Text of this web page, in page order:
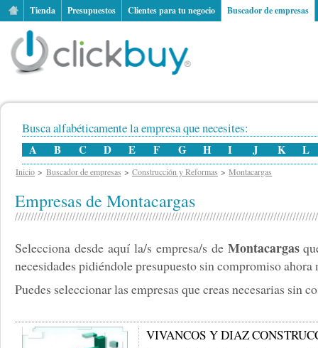
Tienda Presupuestos Clientes para tu negocio Buscador de empresas
Busca alfabéticamente la empresa que necesites:
A B C D E F G H I J K L
Inicio Buscador de empresas Construcción y Reformas Montacargas
Empresas de Montacargas
Selecciona desde aquí la/s empresa/s de Montacargas
necesidades pidiéndole presupuesto sin compromiso ahora
Puedes seleccionar las empresas que creas necesarias sin
VIVANCOS Y DIAZ